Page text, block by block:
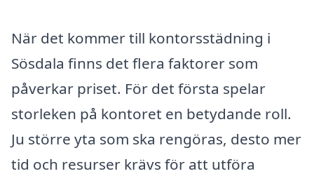
När det kommer till kontorsstädning i
Sösdala finns det flera faktorer som
påverkar priset. För det första spelar
storleken på kontoret en betydande roll.
Ju större yta som ska rengöras, desto mer
tid och resurser krävs för att utföra